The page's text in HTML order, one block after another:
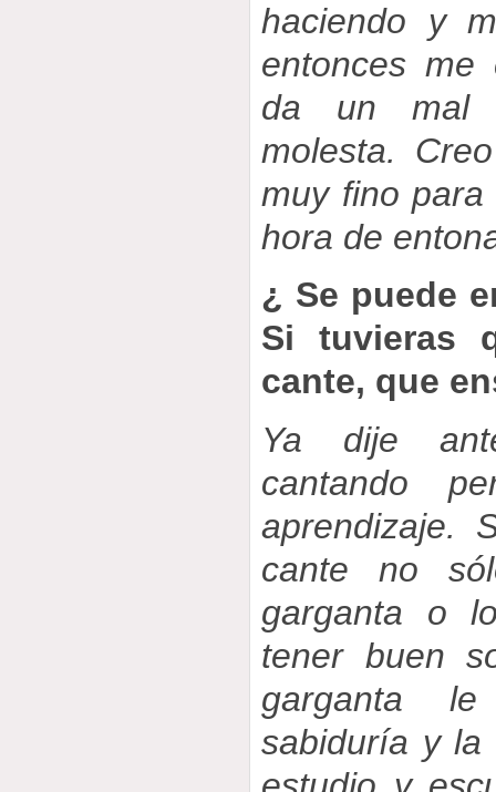
haciendo y
entonces
da un mal
molesta.
muy fino
hora de
¿ Se puede
Si tuvieras
cante, que
Ya dije
cantando
aprendizaje.
cante no
garganta o
tener buen
garganta
sabiduría y